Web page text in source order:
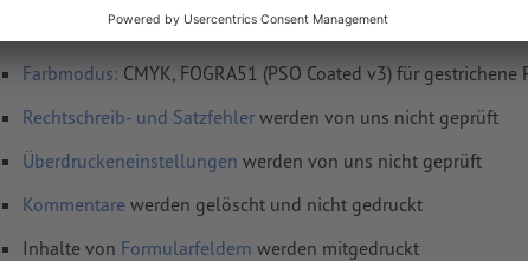
Farbmodus: CMYK, FOGRA51 (PSO Coated v3) für gestrichene
Rechtschreib- und Satzfehler werden von uns nicht geprüft
Überdruckeneinstellungen werden von uns nicht geprüft
Kommentare werden gelöscht und nicht gedruckt
Inhalte von Formularfeldern werden mitgedruckt